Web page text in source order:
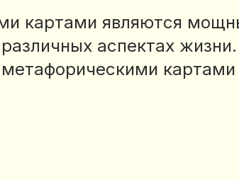
картами являются
аспектах